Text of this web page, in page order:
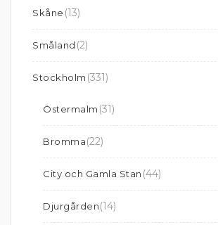
Skåne (13)
Småland (2)
Stockholm (331)
Östermalm (31)
Bromma(22)
City och Gamla Stan (44)
Djurgården(14)